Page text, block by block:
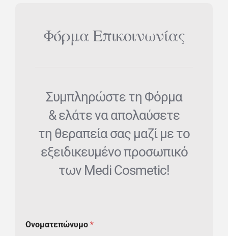
Φόρμα Επικοινωνίας
Συμπληρώστε τη Φόρμα
& ελάτε να απολαύσετε
τη θεραπεία σας μαζί με το
εξειδικευμένο προσωπικό
των Medi Cosmetic!
Ονοματεπώνυμο*